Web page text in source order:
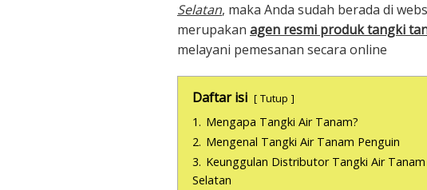
Selatan, maka Anda sudah berada di
merupakan agen resmi produk tangki
melayani pemesanan secara online
Daftar isi Tutup
1. Mengapa Tangki Air Tanam?
2. Mengenal Tangki Air Tanam Penguin
3. Keunggulan Distributor Tangki Air
Selatan